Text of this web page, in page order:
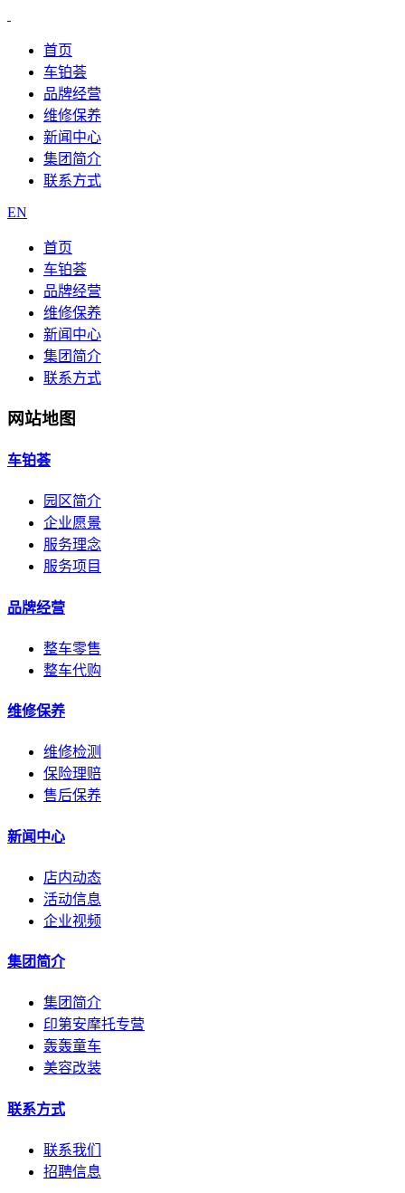
首页
车铂荟
品牌经营
维修保养
新闻中心
集团简介
联系方式
EN
首页
车铂荟
品牌经营
维修保养
新闻中心
集团简介
联系方式
网站地图
车铂荟
园区简介
企业愿景
服务理念
服务项目
品牌经营
整车零售
整车代购
维修保养
维修检测
保险理赔
售后保养
新闻中心
店内动态
活动信息
企业视频
集团简介
集团简介
印第安摩托专营
轰轰童车
美容改装
联系方式
联系我们
招聘信息